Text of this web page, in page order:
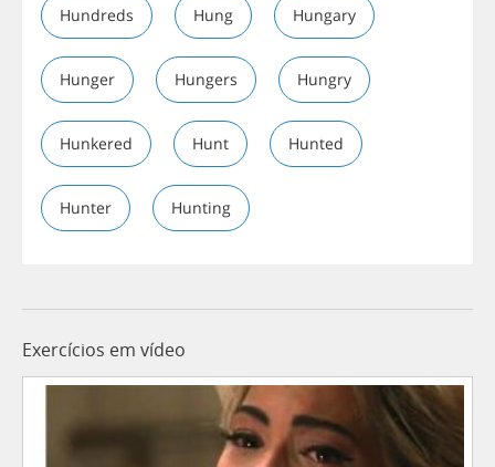
Hundreds Hung Hungary
Hunger Hungers Hungry
Hunkered Hunt Hunted
Hunter Hunting
Exercícios em vídeo